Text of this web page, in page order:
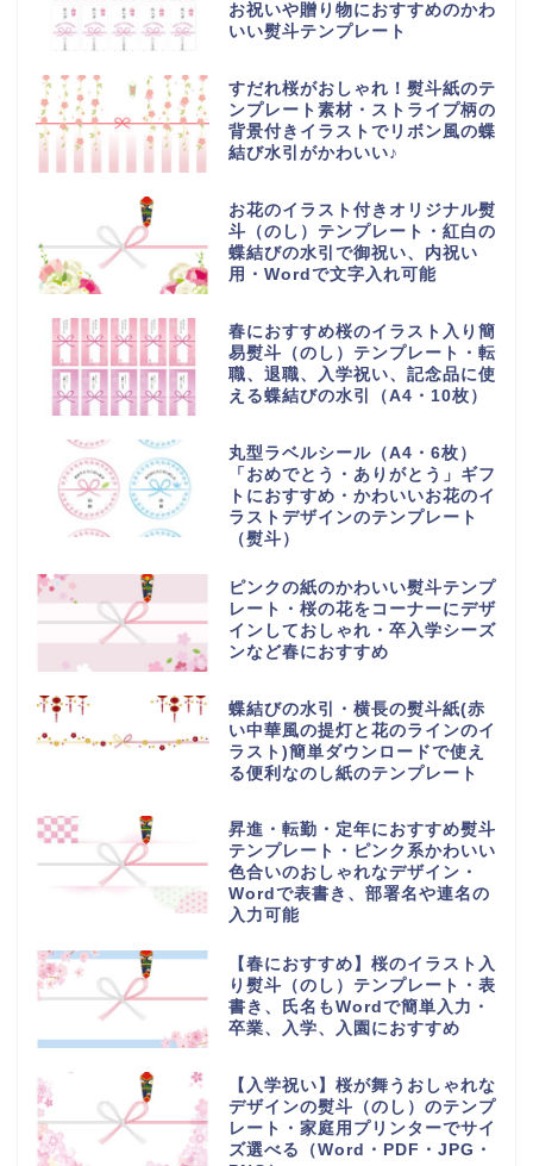
お祝いや贈り物におすすめのかわ
いい熨斗テンプレート
すだれ桜がおしゃれ！熨斗紙のテ
ンプレート素材・ストライプ柄の
背景付きイラストでリボン風の蝶
結び水引がかわいい♪
お花のイラスト付きオリジナル熨
斗（のし）テンプレート・紅白の
蝶結びの水引で御祝い、内祝い
用・Wordで文字入れ可能
春におすすめ桜のイラスト入り簡
易熨斗（のし）テンプレート・転
職、退職、入学祝い、記念品に使
える蝶結びの水引（A4・10枚）
丸型ラベルシール（A4・6枚）
「おめでとう・ありがとう」ギフ
トにおすすめ・かわいいお花のイ
ラストデザインのテンプレート
（熨斗）
ピンクの紙のかわいい熨斗テンプ
レート・桜の花をコーナーにデザ
インしておしゃれ・卒入学シーズ
ンなど春におすすめ
蝶結びの水引・横長の熨斗紙(赤
い中華風の提灯と花のラインのイ
ラスト)簡単ダウンロードで使え
る便利なのし紙のテンプレート
昇進・転勤・定年におすすめ熨斗
テンプレート・ピンク系かわいい
色合いのおしゃれなデザイン・
Wordで表書き、部署名や連名の
入力可能
【春におすすめ】桜のイラスト入
り熨斗（のし）テンプレート・表
書き、氏名もWordで簡単入力・
卒業、入学、入園におすすめ
【入学祝い】桜が舞うおしゃれな
デザインの熨斗（のし）のテンプ
レート・家庭用プリンターでサイ
ズ選べる（Word・PDF・JPG・